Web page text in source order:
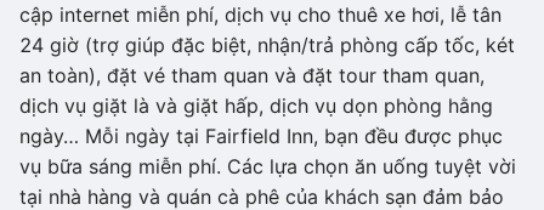
cập internet miễn phí, dịch vụ cho thuê xe hơi, lễ tân
24 giờ (trợ giúp đặc biệt, nhận/trả phòng cấp tốc, két
an toàn), đặt vé tham quan và đặt tour tham quan,
dịch vụ giặt là và giặt hấp, dịch vụ dọn phòng hằng
ngày… Mỗi ngày tại Fairfield Inn, bạn đều được phục
vụ bữa sáng miễn phí. Các lựa chọn ăn uống tuyệt vời
tại nhà hàng và quán cà phê của khách sạn đảm bảo